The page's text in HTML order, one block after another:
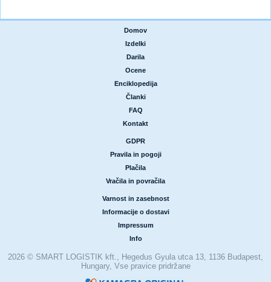
Domov
Izdelki
Darila
Ocene
Enciklopedija
Članki
FAQ
Kontakt
GDPR
Pravila in pogoji
Plačila
Vračila in povračila
Varnost in zasebnost
Informacije o dostavi
Impressum
Info
2026 © SMART LOGISTIK kft., Hegedus Gyula utca 13, 1136 Budapest,
Hungary, Vse pravice pridržane